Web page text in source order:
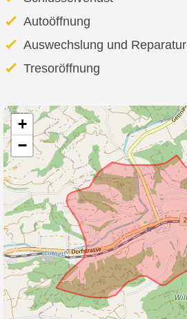
Autoöffnung
Auswechslung und Reparatur
Tresoröffnung
+
−